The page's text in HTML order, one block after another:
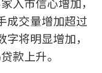
成交量增加超过
将明显增加，
款上升。